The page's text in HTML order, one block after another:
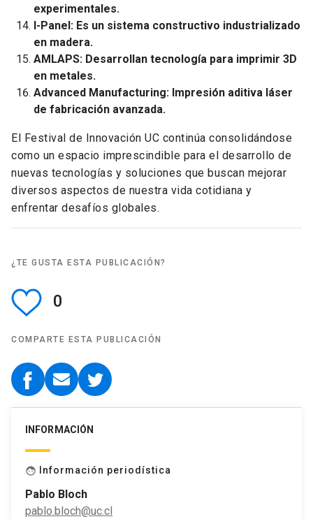
experimentales.
I-Panel: Es un sistema constructivo industrializado
en madera.
AMLAPS: Desarrollan tecnología para imprimir 3D
en metales.
Advanced Manufacturing: Impresión aditiva láser
de fabricación avanzada.
El Festival de Innovación UC continúa consolidándose
como un espacio imprescindible para el desarrollo de
nuevas tecnologías y soluciones que buscan mejorar
diversos aspectos de nuestra vida cotidiana y
enfrentar desafíos globales.
¿TE GUSTA ESTA PUBLICACIÓN?
0
COMPARTE ESTA PUBLICACIÓN
INFORMACIÓN
face Información periodística
Pablo Bloch
pablo.bloch@uc.cl